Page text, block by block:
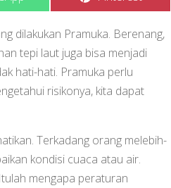
dilakukan Pramuka. Berenang,
tepi laut juga bisa menjadi
hati-hati. Pramuka perlu
risikonya, kita dapat
Terkadang orang melebih-
kondisi cuaca atau air.
mengapa peraturan